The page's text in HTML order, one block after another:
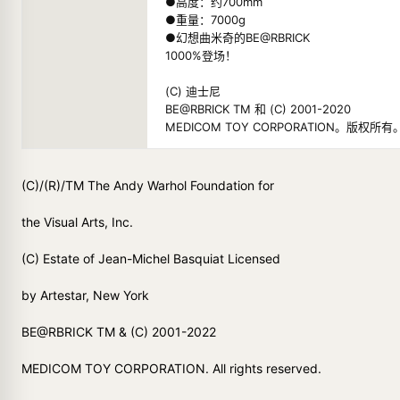
●重量：7000g
●幻想曲米奇的BE@RBRICK
1000%登场！
(C) 迪士尼
BE@RBRICK TM 和 (C) 2001-2020
MEDICOM TOY CORPORATION。版权所有
(C)/(R)/TM The Andy Warhol Foundation for
the Visual Arts, Inc.
(C) Estate of Jean-Michel Basquiat Licensed
by Artestar, New York
BE@RBRICK TM & (C) 2001-2022
MEDICOM TOY CORPORATION. All rights reserved.